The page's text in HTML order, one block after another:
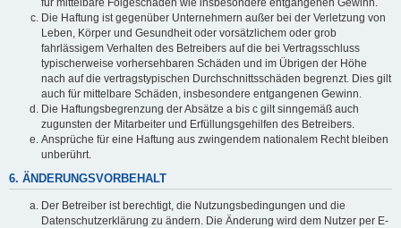
Die Haftung ist gegenüber Unternehmern außer bei der Verletzung von
Leben, Körper und Gesundheit oder vorsätzlichem oder grob
fahrlässigem Verhalten des Betreibers auf die bei Vertragsschluss
typischerweise vorhersehbaren Schäden und im Übrigen der Höhe
nach auf die vertragstypischen Durchschnittsschäden begrenzt. Dies gilt
auch für mittelbare Schäden, insbesondere entgangenen Gewinn.
Die Haftungsbegrenzung der Absätze a bis c gilt sinngemäß auch
zugunsten der Mitarbeiter und Erfüllungsgehilfen des Betreibers.
Ansprüche für eine Haftung aus zwingendem nationalem Recht bleiben
unberührt.
6. ÄNDERUNGSVORBEHALT
Der Betreiber ist berechtigt, die Nutzungsbedingungen und die
Datenschutzerklärung zu ändern. Die Änderung wird dem Nutzer per E-